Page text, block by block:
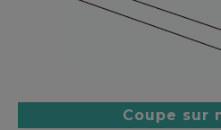
Coupe sur